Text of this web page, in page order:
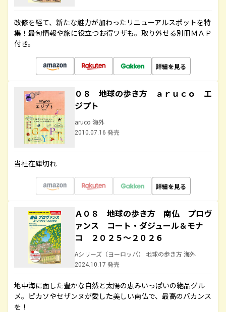
改修を経て、新たな魅力が加わったリニューアルスポットを特
集！最旬情報や旅に役立つお得ワザも。取り外せる別冊ＭＡＰ
付き。
詳細を見る
０８ 地球の歩き方 ａｒｕｃｏ エ
ジプト
aruco 海外
2010.07.16 発売
当社在庫切れ
詳細を見る
Ａ０８ 地球の歩き方 南仏 プロヴ
ァンス コート・ダジュール＆モナ
コ ２０２５～２０２６
Aシリーズ（ヨーロッパ） 地球の歩き方 海外
2024.10.17 発売
地中海に面した豊かな自然と太陽の恵みいっぱいの絶品グル
メ。ピカソやセザンヌが愛した美しい南仏で、最高のバカンス
を！